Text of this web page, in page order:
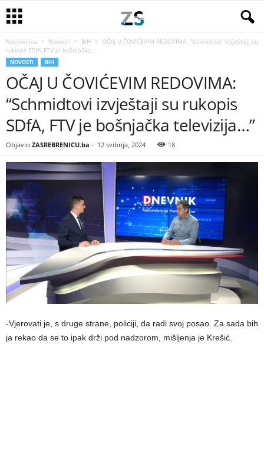
Naslovnica Novosti BiH
OČAJ U ČOVIĆEVIM REDOVIMA: “Schmidtovi izvještaji su
rukopis SDfA, FTV je bošnjačka...
NOVOSTI BIH
OČAJ U ČOVIĆEVIM REDOVIMA:
“Schmidtovi izvještaji su rukopis
SDfA, FTV je bošnjačka televizija…”
Objavio ZASREBRENICU.ba - 12 svibnja, 2024 18
-Vjerovati je, s druge strane, policiji, da radi svoj posao. Za sada bih
ja rekao da se to ipak drži pod nadzorom, mišljenja je Krešić.